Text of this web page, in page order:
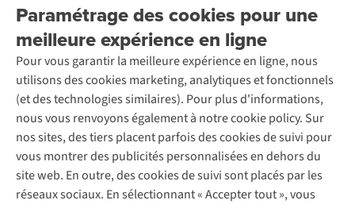
Paramétrage des cookies pour une
meilleure expérience en ligne
Pour vous garantir la meilleure expérience en ligne, nous
utilisons des cookies marketing, analytiques et fonctionnels
(et des technologies similaires). Pour plus d'informations,
nous vous renvoyons également à notre cookie policy. Sur
nos sites, des tiers placent parfois des cookies de suivi pour
vous montrer des publicités personnalisées en dehors du
site web. En outre, des cookies de suivi sont placés par les
réseaux sociaux. En sélectionnant « Accepter tout », vous
Retourner
Rétractation d'une commande
Entretien & réparations
Garantie
Contactez-nous
Entreprise responsable
À propos d’Ayacucho
Nos magasins
À propos d’A.S.Adventure
Déclaration d'accessibilité
Location / Location sports d’hiver
Seconde-main
Entretien de ski
Service de lavage
Entretien de chaussures
Réparation de chaussures
Réparation de vêtements
Retouches
Pour les entreprises
Découvrez
A.S.Magazine
Explore Camp
Expertise & conseils
Abonnez-vous à la newsletter
Suivez-nous